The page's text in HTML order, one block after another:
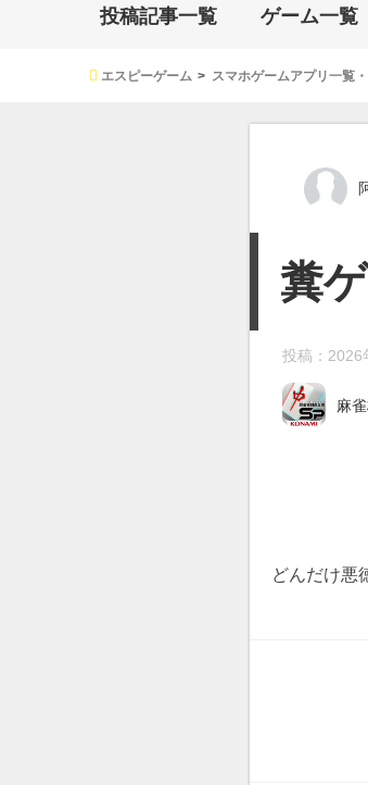
投稿記事一覧 ゲーム一覧
エスピーゲーム スマホゲームアプリ一覧
糞
投稿：2026
麻
どんだけ悪